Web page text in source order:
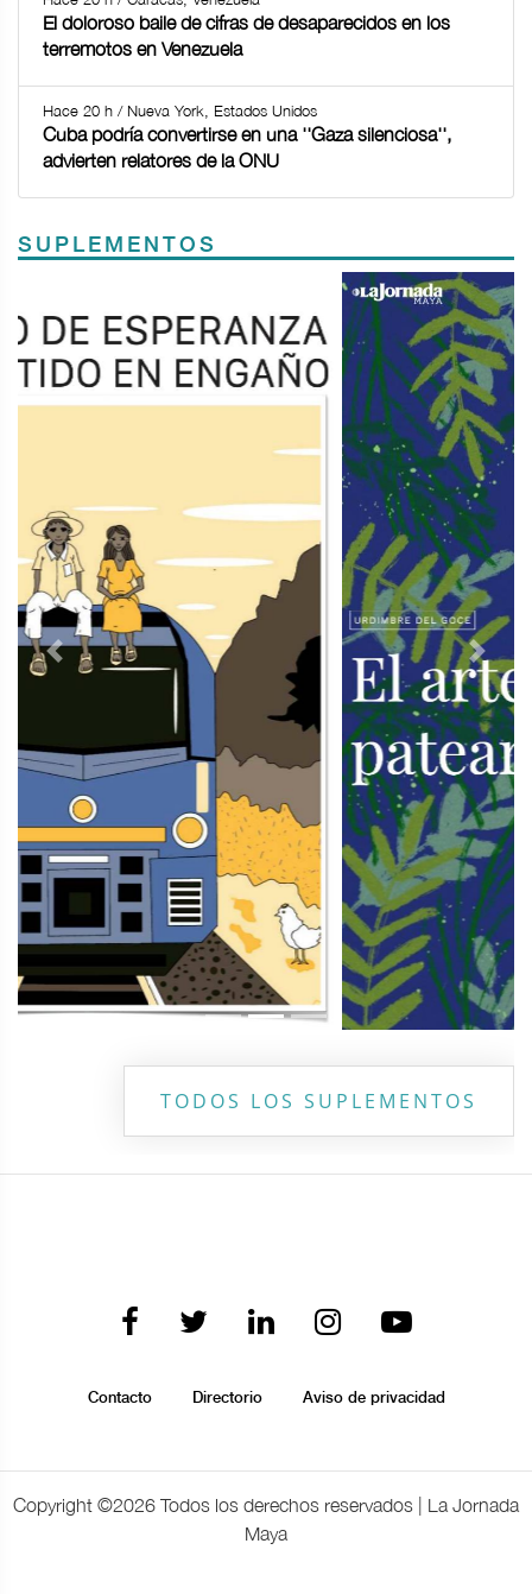
El doloroso baile de cifras de desaparecidos en los
terremotos en Venezuela
Hace 20 h / Nueva York, Estados Unidos
Cuba podría convertirse en una ''Gaza silenciosa'',
advierten relatores de la ONU
SUPLEMENTOS
Previous Next
TODOS LOS SUPLEMENTOS
Contacto Directorio Aviso de privacidad
Copyright ©2026 Todos los derechos reservados | La Jornada
Maya